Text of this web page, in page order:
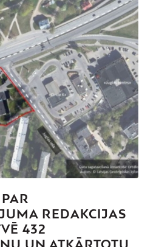
REDAKCIJAS
432
UN ATKĀRTOTU